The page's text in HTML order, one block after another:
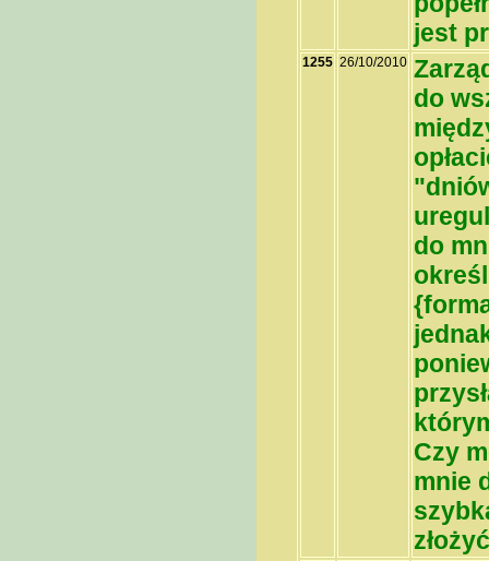
jest
1255 26/10/2010
do
do
Czy
mnie